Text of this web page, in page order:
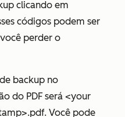
clicando em
códigos podem ser
perder o
backup no
do PDF será <your
Você pode